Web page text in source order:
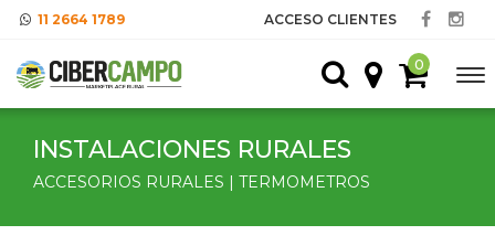
11 2664 1789 ACCESO CLIENTES
0
INSTALACIONES RURALES
ACCESORIOS RURALES | TERMOMETROS